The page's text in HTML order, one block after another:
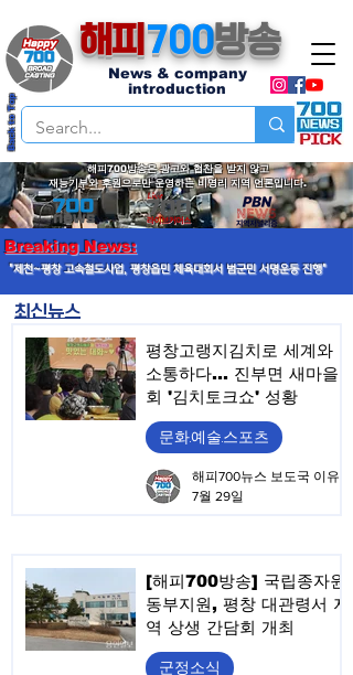
해피 700방송
News & company
introduction
Back to Top
해피700방송은 광고와 협찬을 받지 않고
재능기부와 후원으로만 운영하는 비영리 지역 언론입니다.
"제천~평창 고속철도사업, 평창읍민 체육대회서 범군민 서명운동 진행"
Breaking News:
최신뉴스
평창고랭지김치로 세계와
소통하다… 진부면 새마을
회 '김치토크쇼' 성황
문화.예술.스포츠
7월 29일
[해피700방송] 국립종자원
동부지원, 평창 대관령서 지
역 상생 간담회 개최
군정소식